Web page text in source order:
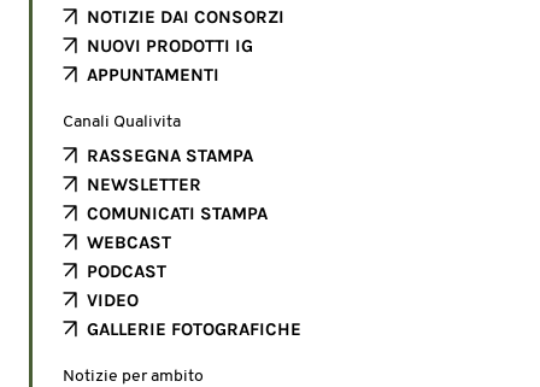
NOTIZIE DAI CONSORZI
NUOVI PRODOTTI IG
APPUNTAMENTI
Canali Qualivita
RASSEGNA STAMPA
NEWSLETTER
COMUNICATI STAMPA
WEBCAST
PODCAST
VIDEO
GALLERIE FOTOGRAFICHE
Notizie per ambito